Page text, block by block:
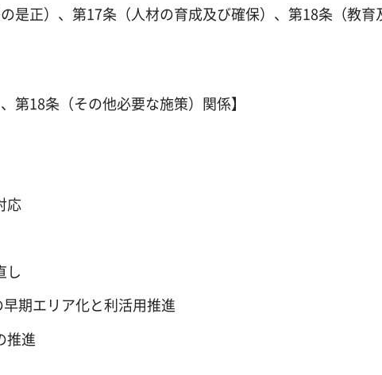
是正）、第17条（人材の育成及び確保）、第18条（教育
第18条（その他必要な施策）関係】
応
し
期エリア化と利活用推進
推進